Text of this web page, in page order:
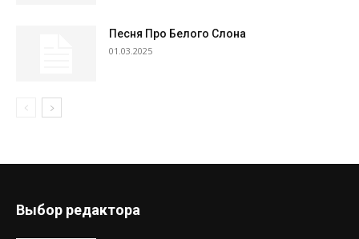
Песня Про Белого Слона
01.03.2025
Выбор редактора